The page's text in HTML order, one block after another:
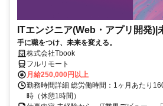
ITエンジニア(Web・アプリ開発)|
手に職をつけ、未来を変える。
株式会社Tbook
フルリモート
月給250,000円以上
勤務時間詳細 総労働時間：1ヶ月あたり
時（休憩1時間）